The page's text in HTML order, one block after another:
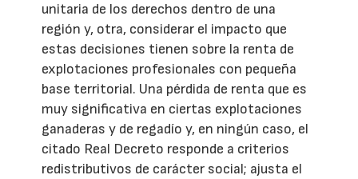
unitaria de los derechos dentro de una
región y, otra, considerar el impacto que
estas decisiones tienen sobre la renta de
explotaciones profesionales con pequeña
base territorial. Una pérdida de renta que es
muy significativa en ciertas explotaciones
ganaderas y de regadío y, en ningún caso, el
citado Real Decreto responde a criterios
redistributivos de carácter social; ajusta el